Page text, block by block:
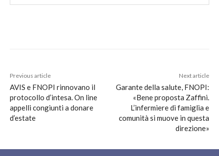
Previous article
AVIS e FNOPI rinnovano il
protocollo d’intesa. On line
appelli congiunti a donare
d’estate
Next article
Garante della salute, FNOPI:
«Bene proposta Zaffini.
L’infermiere di famiglia e
comunità si muove in questa
direzione»